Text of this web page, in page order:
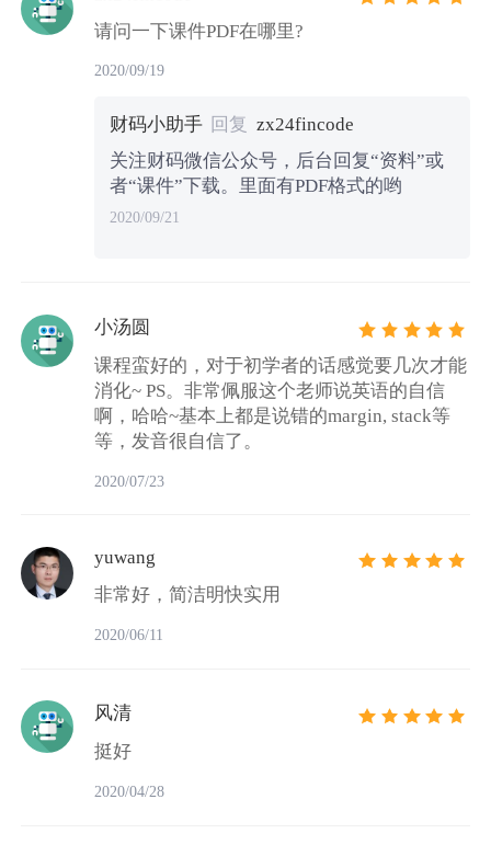
请问一下课件PDF在哪里?
2020/09/19
财码小助手 回复 zx24fincode
关注财码微信公众号，后台回复“资料”或
者“课件”下载。里面有PDF格式的哟
2020/09/21
小汤圆
课程蛮好的，对于初学者的话感觉要几次才能
消化~ PS。非常佩服这个老师说英语的自信
啊，哈哈~基本上都是说错的margin, stack等
等，发音很自信了。
2020/07/23
yuwang
非常好，简洁明快实用
2020/06/11
风清
挺好
2020/04/28